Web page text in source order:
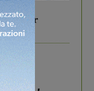
per far